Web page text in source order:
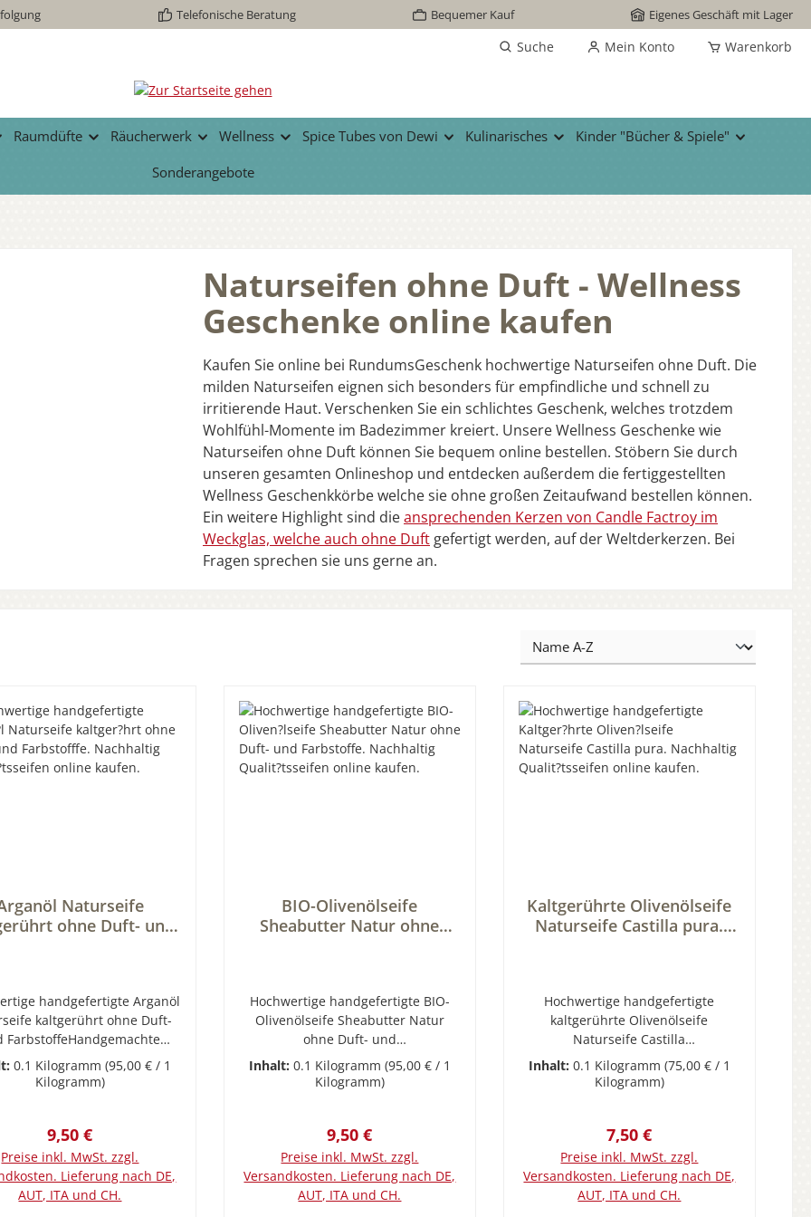
Telefonische Beratung Bequemer Kauf Eigenes Geschäft mit Lager
Suche Mein Konto Warenkorb
Raumdüfte Räucherwerk Wellness Spice Tubes von Dewi Kulinarisches
Kinder "Bücher & Spiele"
Sonderangebote
Naturseifen ohne Duft - Wellness
Geschenke online kaufen
Kaufen Sie online bei RundumsGeschenk hochwertige Naturseifen ohne Duft. Die
milden Naturseifen eignen sich besonders für empfindliche und schnell zu
irritierende Haut. Verschenken Sie ein schlichtes Geschenk, welches trotzdem
Wohlfühl-Momente im Badezimmer kreiert. Unsere Wellness Geschenke wie
Naturseifen ohne Duft können Sie bequem online bestellen. Stöbern Sie durch
unseren gesamten Onlineshop und entdecken außerdem die fertiggestellten
Wellness Geschenkkörbe welche sie ohne großen Zeitaufwand bestellen können.
Ein weitere Highlight sind dieansprechenden Kerzen von Candle Factroy im
Weckglas, welche auch ohne Duft gefertigt werden, auf der Weltderkerzen. Bei
Fragen sprechen sie uns gerne an.
Naturseife
ohne Duft- und
handgefertigte Arganöl
kaltgerührt ohne Duft-
FarbstoffeHandgemachte
Naturseife kaltgerührt ohne
und FarbstoffeArganöl,
Eigenschaften. Es
hohen Vitamin E Gehalt
wirkt antioxidativ. Direkt
angewendet trägt es zur
0.1 Kilogramm (95,00 € / 1
Kilogramm)
Regulärer Preis:
9,50 €
Preise inkl. MwSt. zzgl.
Lieferung nach DE,
AUT, ITA und CH.
BIO-Olivenölseife
Sheabutter Natur ohne
g.
Hochwertige handgefertigte BIO-
Olivenölseife Sheabutter Natur
ohne Duft- und
FarbstoffeHandgemachte
kaltgerührte BIO-Olivenölseife
reichhaltige Pflege ohne Duft- und
Farbstoffe für besonders
empfindliche Haut. Kostbare
Sheabutter, mit einem hohen Anteil
Inhalt: 0.1 Kilogramm (95,00 € / 1
Kilogramm)
Regulärer Preis:
9,50 €
Preise inkl. MwSt. zzgl.
Versandkosten. Lieferung nach DE,
AUT, ITA und CH.
Kaltgerührte Olivenölseife
Naturseife Castilla pura.
Hochwertige handgefertigte
kaltgerührte Olivenölseife
Naturseife Castilla
puraHandgemachte Kaltgerührte
Olivenölseife Naturseife Castilla
ZusätzeFür alle denen Seife nicht
rein genug sein kann, gibt es diese
wundervoll milde, rein kastillische
Olivenölseife aus garantiert 100%
Inhalt: 0.1 Kilogramm (75,00 € / 1
Kilogramm)
Regulärer Preis:
7,50 €
Preise inkl. MwSt. zzgl.
Versandkosten. Lieferung nach DE,
AUT, ITA und CH.